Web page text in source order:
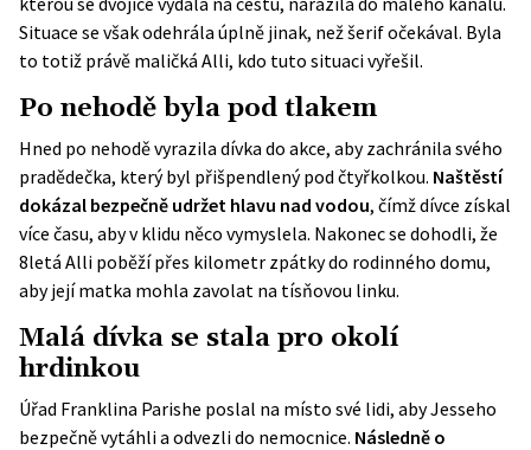
Situace se však odehrála úplně jinak, než šerif očekával. Byla
to totiž právě maličká Alli, kdo tuto situaci vyřešil.
Po nehodě byla pod tlakem
Hned po nehodě vyrazila dívka do akce, aby zachránila svého
pradědečka, který byl přišpendlený pod čtyřkolkou. Naštěstí
dokázal bezpečně udržet hlavu nad vodou, čímž dívce získal
více času, aby v klidu něco vymyslela. Nakonec se dohodli, že
8letá Alli poběží přes kilometr zpátky do rodinného domu,
aby její matka mohla zavolat na tísňovou linku.
Malá dívka se stala pro okolí
hrdinkou
Úřad Franklina Parishe poslal na místo své lidi, aby Jesseho
bezpečně vytáhli a odvezli do nemocnice. Následně o